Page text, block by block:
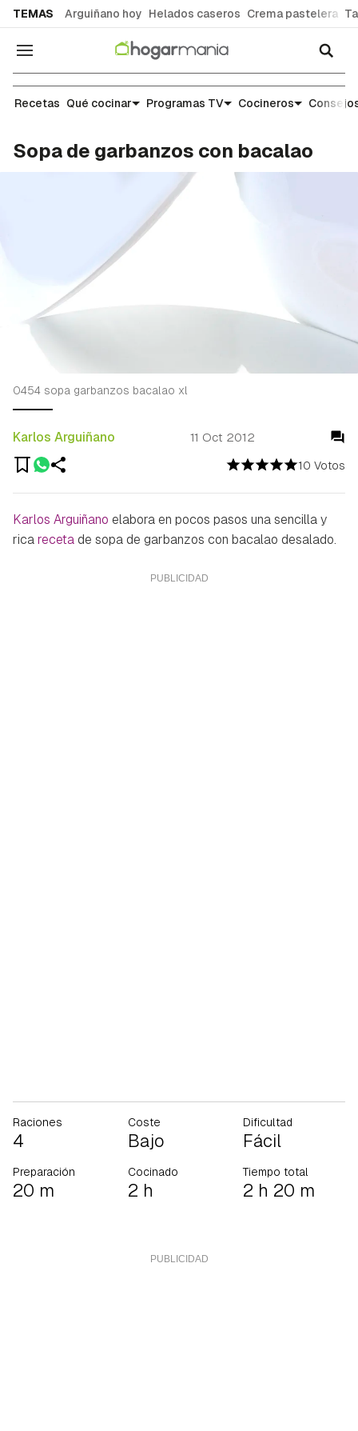
TEMAS Arguiñano hoy Helados caseros Crema pastelera
Navegación
Recetas
Recetas Qué cocinar Programas TV Cocineros
Sopa de garbanzos con bacalao
10 Votos
Karlos Arguiñano 11 Oct 2012
0454 sopa garbanzos bacalao xl
Karlos Arguiñano elabora en pocos pasos una sencilla y
ricarecetade sopa de garbanzos con bacalao desalado.
Raciones
4
Coste
Bajo
Dificultad
Fácil
Preparación
20 m
Cocinado
2 h
Tiempo total
2 h 20 m